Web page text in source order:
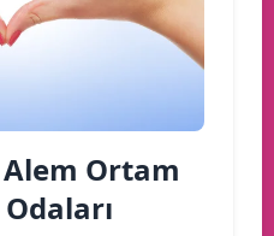
Ortam